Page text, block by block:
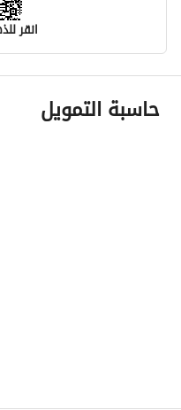
انقر
معلومات مسؤول
اسم المسؤول
حاسبة التمويل